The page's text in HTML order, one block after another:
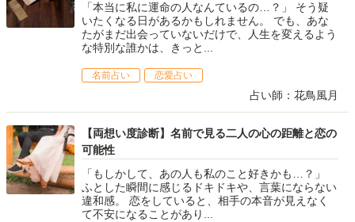
「本当に私に運命の人なんているの…？」 そう疑
いたくなる日があるかもしれません。 でも、あな
たがまだ出会っていないだけで、人生を変えるよう
な特別な誰かは、きっと...
名前占い 恋愛占い
占い師：花鳥風月
【両想い度診断】名前で見る二人の心の距離と恋の
可能性
「もしかして、あの人も私のこと好きかも…？」
ふとした瞬間に感じるドキドキや、言葉にならない
違和感。 恋をしていると、相手の本音が見えなく
て不安になることがあり...